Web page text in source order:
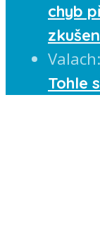
chyb
Valach:
Tohle